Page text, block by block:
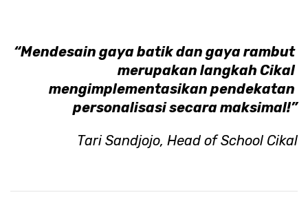
“Mendesain gaya batik dan gaya rambut
merupakan langkah Cikal
mengimplementasikan pendekatan
personalisasi secara maksimal!”
Tari Sandjojo, Head of School Cikal